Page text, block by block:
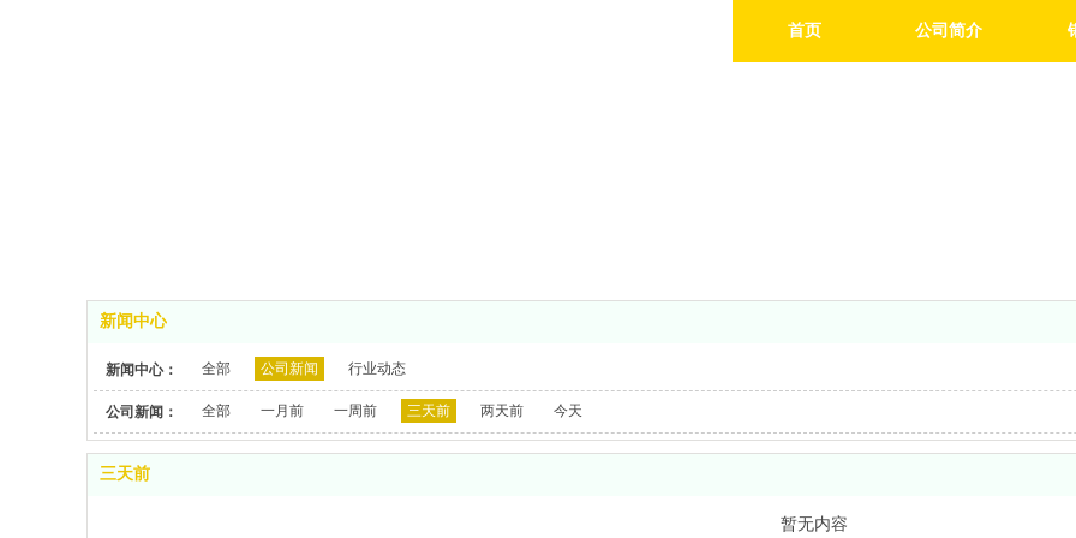
首页 公司简介
新闻中心
新闻中心： 全部 公司新闻 行业动态
公司新闻： 全部 一月前 一周前 三天前 两天前 今天
三天前
暂无内容